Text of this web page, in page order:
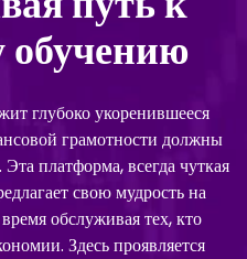
обучению
глубоко укоренившееся
грамотности должны
платформа, всегда чуткая
свою мудрость на
обслуживая тех, кто
Здесь проявляется